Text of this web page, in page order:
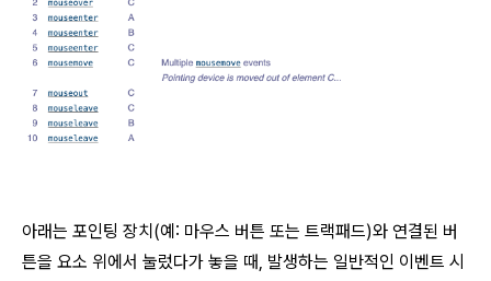
아래는 포인팅 장치(예: 마우스 버튼 또는 트랙패드)와 연결된 버
튼을 요소 위에서 눌렀다가 놓을 때, 발생하는 일반적인 이벤트 시